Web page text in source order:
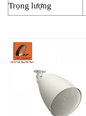
Trọng lượng